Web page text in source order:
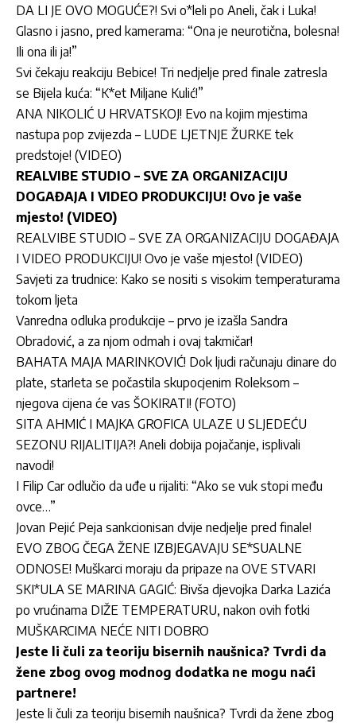
DA LI JE OVO MOGUĆE?! Svi o*leli po Aneli, čak i Luka!
Glasno i jasno, pred kamerama: “Ona je neurotična, bolesna!
Ili ona ili ja!”
Svi čekaju reakciju Bebice! Tri nedjelje pred finale zatresla
se Bijela kuća: “K*et Miljane Kulić!”
ANA NIKOLIĆ U HRVATSKOJ! Evo na kojim mjestima
nastupa pop zvijezda – LUDE LJETNJE ŽURKE tek
predstoje! (VIDEO)
REALVIBE STUDIO – SVE ZA ORGANIZACIJU
DOGAĐAJA I VIDEO PRODUKCIJU! Ovo je vaše
mjesto! (VIDEO)
REALVIBE STUDIO – SVE ZA ORGANIZACIJU DOGAĐAJA
I VIDEO PRODUKCIJU! Ovo je vaše mjesto! (VIDEO)
Savjeti za trudnice: Kako se nositi s visokim temperaturama
tokom ljeta
Vanredna odluka produkcije – prvo je izašla Sandra
Obradović, a za njom odmah i ovaj takmičar!
BAHATA MAJA MARINKOVIĆ! Dok ljudi računaju dinare do
plate, starleta se počastila skupocjenim Roleksom –
njegova cijena će vas ŠOKIRATI! (FOTO)
SITA AHMIĆ I MAJKA GROFICA ULAZE U SLJEDEĆU
SEZONU RIJALITIJA?! Aneli dobija pojačanje, isplivali
navodi!
I Filip Car odlučio da uđe u rijaliti: “Ako se vuk stopi među
ovce…”
Jovan Pejić Peja sankcionisan dvije nedjelje pred finale!
EVO ZBOG ČEGA ŽENE IZBJEGAVAJU SE*SUALNE
ODNOSE! Muškarci moraju da pripaze na OVE STVARI
SKI*ULA SE MARINA GAGIĆ: Bivša djevojka Darka Lazića
po vrućinama DIŽE TEMPERATURU, nakon ovih fotki
MUŠKARCIMA NEĆE NITI DOBRO
Jeste li čuli za teoriju bisernih naušnica? Tvrdi da
žene zbog ovog modnog dodatka ne mogu naći
partnere!
Jeste li čuli za teoriju bisernih naušnica? Tvrdi da žene zbog